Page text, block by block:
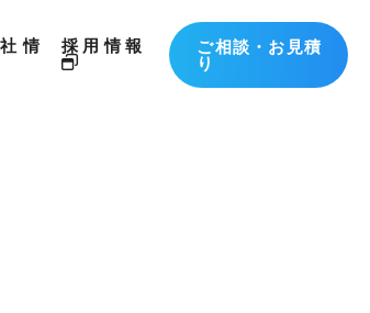
情 採用情報 ご相談・お見積
り